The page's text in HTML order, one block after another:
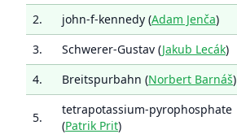
2.
john-f-kennedy (Adam Jenča)
3.
Schwerer-Gustav (Jakub Lecák)
4.
Breitspurbahn (Norbert Barnáš)
5.
tetrapotassium-pyrophosphate
(Patrik Prit)